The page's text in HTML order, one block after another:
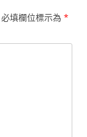
必填欄位標示為 *